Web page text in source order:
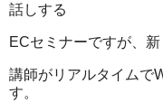
話しする
ECセミナーですが、
講師がリアルタイムで
す。